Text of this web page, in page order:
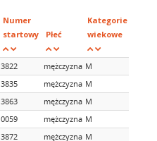
Numer
startowy
Płeć
Kategorie
wiekowe
3822 mężczyzna M
3835 mężczyzna M
3863 mężczyzna M
0059 mężczyzna M
3872 mężczyzna M